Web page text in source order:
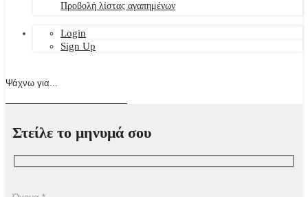
Προβολή λίστας αγαπημένων
Login
Sign Up
Στείλε το μηνυμά σου